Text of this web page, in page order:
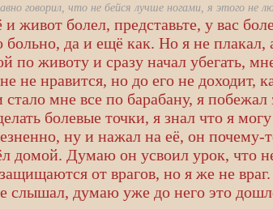
говорил, что не бейся лучше ногами, я этого не
живот болел, представьте, у вас
да и ещё как. Но я не плакал,
по животу и сразу начал убегать,
не нравится, но до его не доходит,
мне все по барабану, я
болевые точки, я знал что я
ну и нажал на её, он почему-
домой. Думаю он усвоил урок, что
от врагов, но я же не
слышал, думаю уже до него это